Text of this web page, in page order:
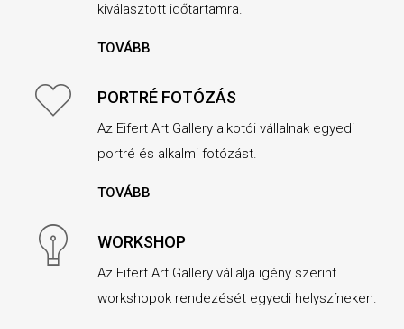
kiválasztott időtartamra.
TOVÁBB
PORTRÉ FOTÓZÁS
Az Eifert Art Gallery alkotói vállalnak egyedi
portré és alkalmi fotózást.
TOVÁBB
WORKSHOP
Az Eifert Art Gallery vállalja igény szerint
workshopok rendezését egyedi helyszíneken.